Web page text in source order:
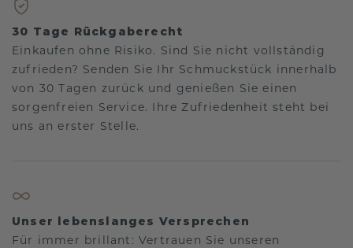
30 Tage Rückgaberecht
Einkaufen ohne Risiko. Sind Sie nicht vollständig
zufrieden? Senden Sie Ihr Schmuckstück innerhalb
von 30 Tagen zurück und genießen Sie einen
sorgenfreien Service. Ihre Zufriedenheit steht bei
uns an erster Stelle.
Unser lebenslanges Versprechen
Für immer brillant: Vertrauen Sie unseren